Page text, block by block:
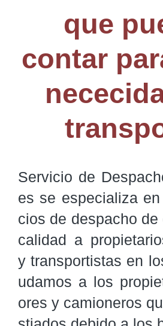
que
contar
Servicio de
es se especializa
cios de despacho
calidad a
y transportistas en
udamos a los
ores y camioneros